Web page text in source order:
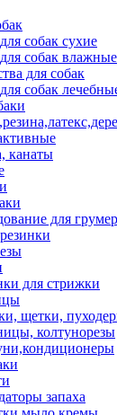
собак сухие
собак влажные
для собак
собак
канаты
для
для стрижки
щетки,
колтунорезы
запаха